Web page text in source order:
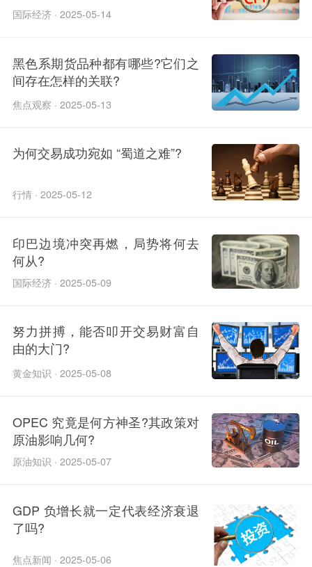
国际经济 · 2025-05-14
黑色系期货品种都有哪些?它们之
间存在怎样的关联?
焦点观察 · 2025-05-13
为何交易成功宛如 “蜀道之难”?
行情 · 2025-05-12
印巴边境冲突再燃，局势将何去
何从?
国际经济 · 2025-05-09
努力拼搏，能否叩开交易财富自
由的大门?
黄金知识 · 2025-05-08
OPEC 究竟是何方神圣?其政策对
原油影响几何?
原油知识 · 2025-05-07
GDP 负增长就一定代表经济衰退
了吗?
焦点新闻 · 2025-05-06